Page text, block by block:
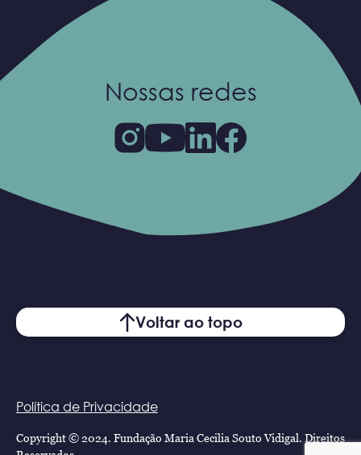
Nossas redes
Voltar ao topo
Política de Privacidade
Copyright © 2024. Fundação Maria Cecilia Souto Vidigal. Direitos